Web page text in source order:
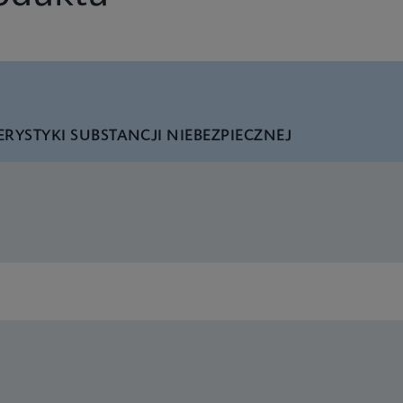
RSV plus Flyer CE-IVD (English) (PCR Plus)
SUBSTANCJI NIEBEZPIECZNEJ
RSV plus IFU CE-IVD (English-UK) (GeneXpert or Infinity
RSV plus IFU CE-IVD (English-Australia) (Xpress System)